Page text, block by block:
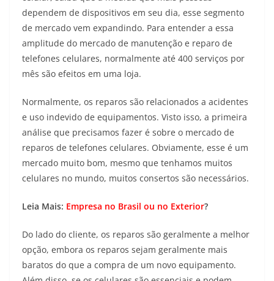
dependem de dispositivos em seu dia, esse segmento
de mercado vem expandindo. Para entender a essa
amplitude do mercado de manutenção e reparo de
telefones celulares, normalmente até 400 serviços por
mês são efeitos em uma loja.
Normalmente, os reparos são relacionados a acidentes
e uso indevido de equipamentos. Visto isso, a primeira
análise que precisamos fazer é sobre o mercado de
reparos de telefones celulares. Obviamente, esse é um
mercado muito bom, mesmo que tenhamos muitos
celulares no mundo, muitos consertos são necessários.
Leia Mais: Empresa no Brasil ou no Exterior?
Do lado do cliente, os reparos são geralmente a melhor
opção, embora os reparos sejam geralmente mais
baratos do que a compra de um novo equipamento.